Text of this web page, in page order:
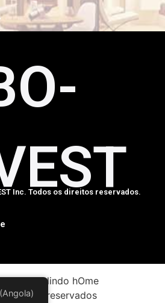
Inc. Todos os direitos reservados.
em um lindo hOme
direitos reservados